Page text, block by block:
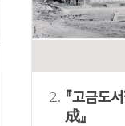
약용 “정조” 또는 “정
약용
“정조”가 나온
있습니다.
2. 『고금도
成』